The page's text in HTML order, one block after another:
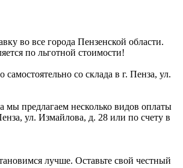
во все города Пензенской области.
по льготной стоимости!
самостоятельно со склада в г. Пенза, ул.
мы предлагаем несколько видов оплаты
ул. Измайлова, д. 28 или по счету в
лучше. Оставьте свой честный